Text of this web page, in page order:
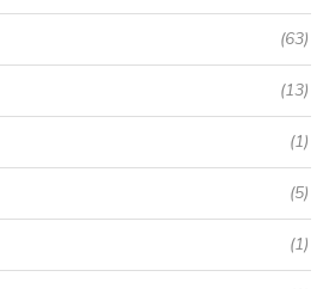
(63)
(13)
(1)
(5)
(1)